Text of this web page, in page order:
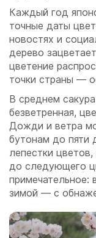
Каждый год
точные даты
новостях и
дерево
цветение
точки страны —
В среднем
безветренная,
Дожди и ветра
бутонам до пяти
лепестки
до следующего
примечательное:
зимой — с